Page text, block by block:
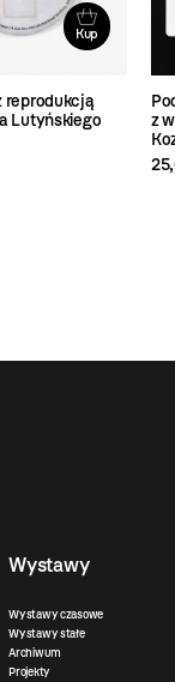
Kup
reprodukcją
Lutyńskiego
z
Wystawy
Wystawy czasowe
Wystawy stałe
Archiwum
Projekty